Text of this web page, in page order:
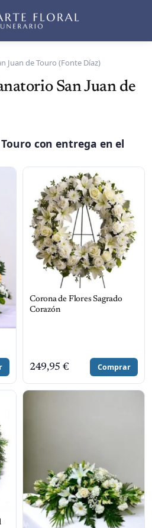
Juan de Touro (Fonte Díaz)
San Juan de
con entrega en el
Corona de Flores Sagrado
Corazón
249,95 € Comprar